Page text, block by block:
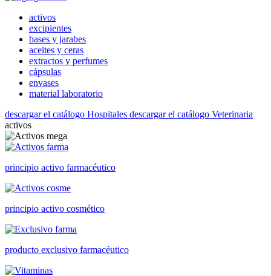
activos
excipientes
bases y jarabes
aceites y ceras
extractos y perfumes
cápsulas
envases
material laboratorio
descargar el catálogo Hospitales descargar el catálogo Veterinaria
activos
principio activo farmacéutico
principio activo cosmético
producto exclusivo farmacéutico